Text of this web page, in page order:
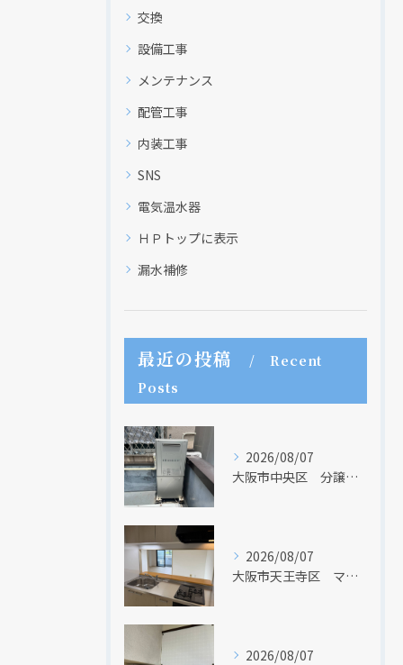
交換
設備工事
メンテナンス
配管工事
内装工事
SNS
電気温水器
ＨＰトップに表示
漏水補修
最近の投稿
Recent
Posts
2026/08/07
大阪市中央区 分譲マンションの給湯器取替リフォーム工事 UV除菌機能搭載給湯器
2026/08/07
大阪市天王寺区 マンションのキッチン取替及び内装リフォーム工事 クリナップ
2026/08/07
現在、新聞に入っている折込チラシです。
現在、新聞に入っている折込チラシです。